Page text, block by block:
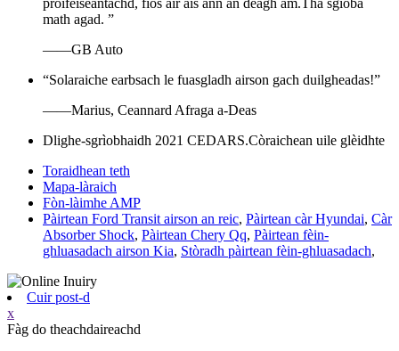
proifeiseantachd, fios air ais ann an deagh àm.Tha sgioba
math agad. ”
——GB Auto
“Solaraiche earbsach le fuasgladh airson gach duilgheadas!”
——Marius, Ceannard Afraga a-Deas
Dlighe-sgrìobhaidh 2021 CEDARS.Còraichean uile glèidhte
Toraidhean teth
Mapa-làraich
Fòn-làimhe AMP
Pàirtean Ford Transit airson an reic, Pàirtean càr Hyundai, Càr
Absorber Shock, Pàirtean Chery Qq, Pàirtean fèin-
ghluasadach airson Kia, Stòradh pàirtean fèin-ghluasadach,
Cuir post-d
x
Fàg do theachdaireachd